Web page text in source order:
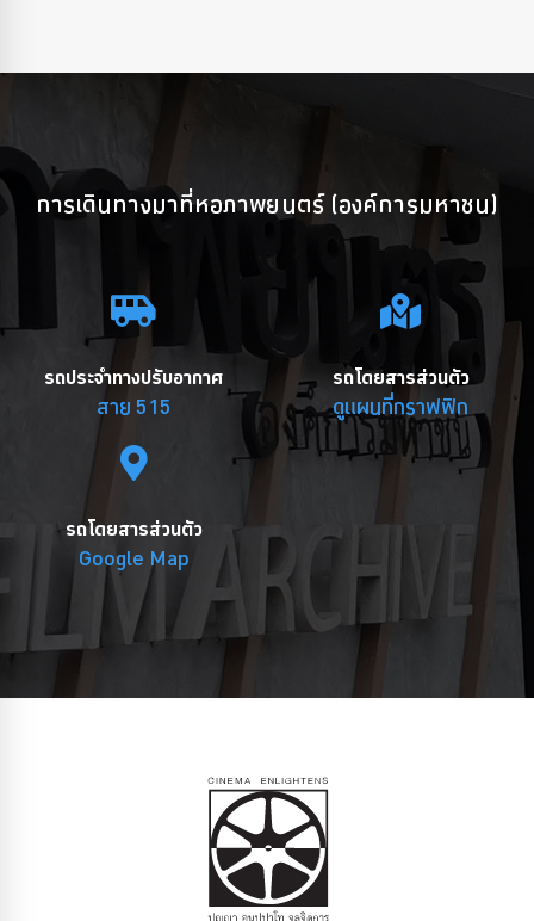
การเดินทางมาที่หอภาพยนตร์ (องค์การมหาชน)
รถประจำทางปรับอากาศ
สาย 515
รถโดยสารส่วนตัว
ดูแผนที่กราฟฟิก
รถโดยสารส่วนตัว
Google Map